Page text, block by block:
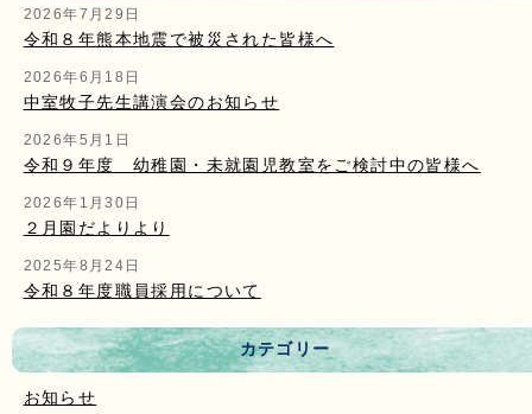
令和８年熊本地震で被災された皆様へ
2026年7月29日
中室牧子先生講演会のお知らせ
2026年6月18日
令和９年度 幼稚園・未就園児教室をご検討中の皆様へ
2026年5月1日
２月園だよりより
2026年1月30日
令和８年度職員採用について
2025年8月24日
カテゴリー
お知らせ